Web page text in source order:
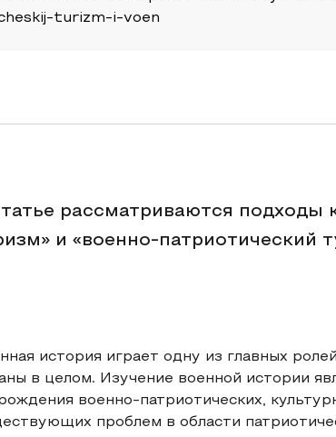
turizm-i-voen
рассматриваются подходы
и «военно-патриотический
история играет одну из главных
в целом. Изучение военной истории
военно-патриотических,
проблем в области